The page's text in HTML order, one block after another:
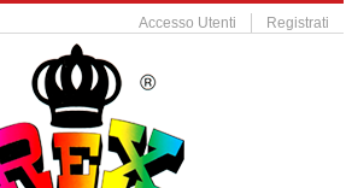
Accesso Utenti Registrati